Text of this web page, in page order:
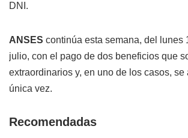
DNI.
ANSES continúa esta semana, del lunes
julio, con el pago de dos beneficios que
extraordinarios y, en uno de los casos, se
única vez.
Recomendadas